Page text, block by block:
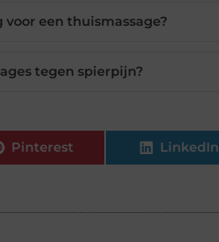
een thuismassage?
tegen spierpijn?
Pinterest LinkedIn